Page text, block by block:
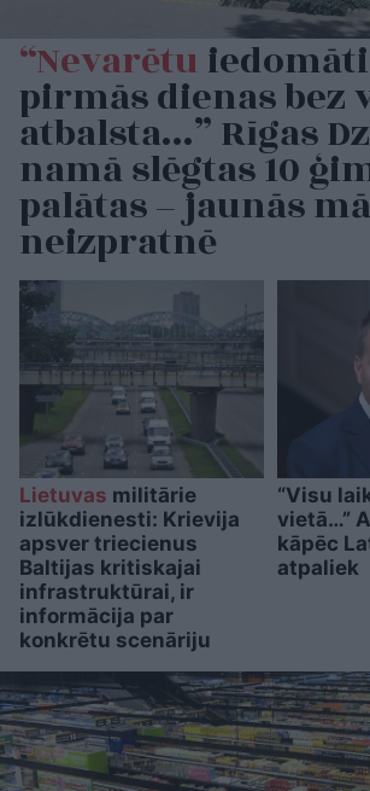
“Nevarētu
pirmās dienas bez
atbalsta…” Rīgas
namā slēgtas 10
palātas – jaunās
neizpratnē
Lietuvas militārie
izlūkdienesti: Krievija
apsver triecienus
Baltijas kritiskajai
infrastruktūrai, ir
informācija par
konkrētu scenāriju
“Visu
vietā…”
kāpēc
atpaliek